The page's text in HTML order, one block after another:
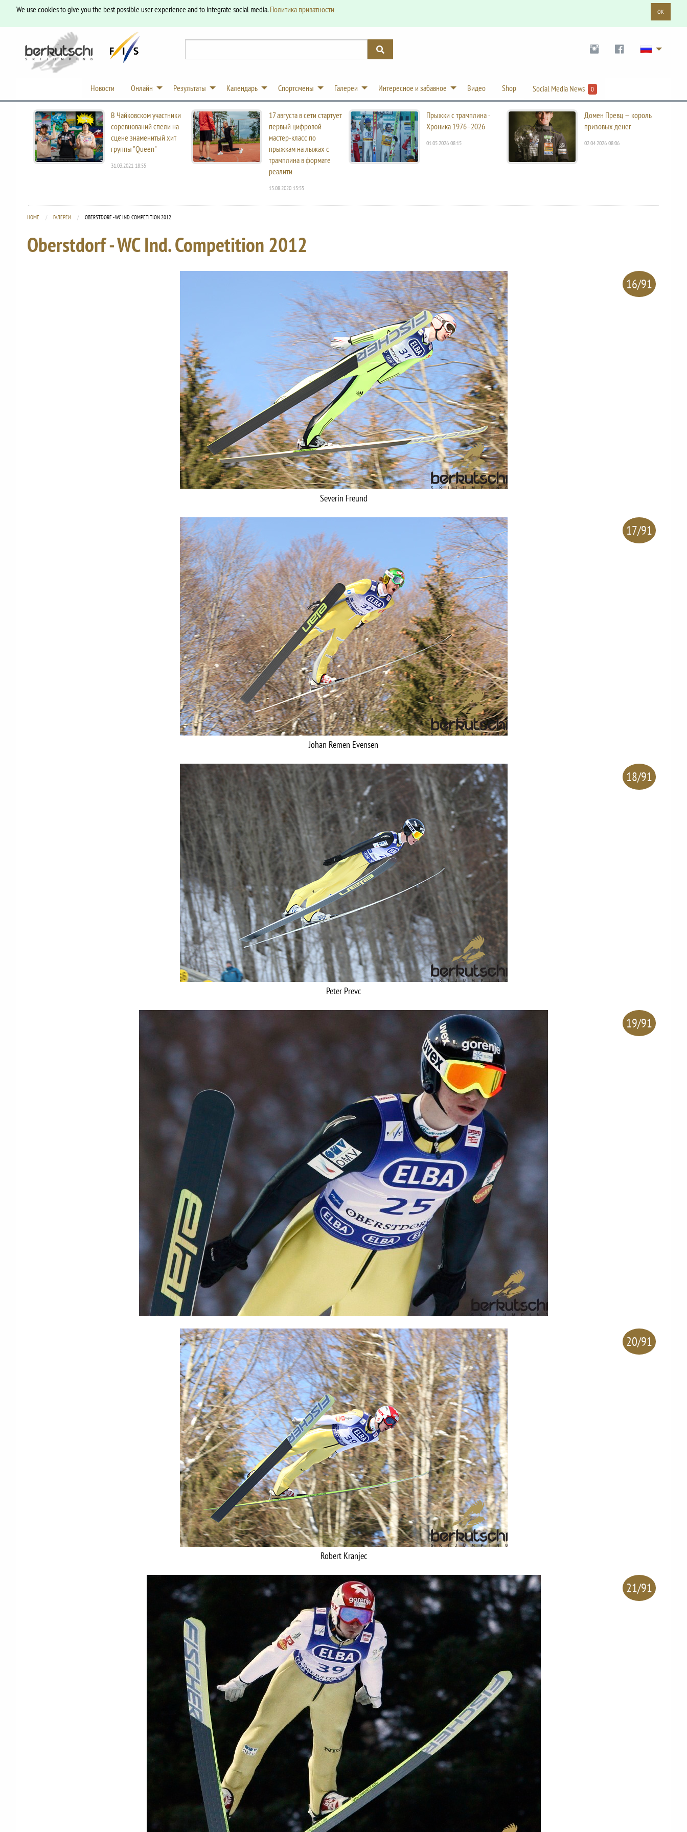
We use cookies to give you the best possible user experience and to integrate social media.Политика приватности OK
Новости Онлайн Результаты Календарь Спортсмены Галереи Интересное и забавное Видео Shop Social Media News 0
В Чайковском участники
соревнований спели на
сцене знаменитый хит
группы "Queen"
31.03.2021 18:55
17 августа в сети стартует
первый цифровой
мастер-класс по
прыжкам на лыжах с
трамплина в формате
реалити
15.08.2020 15:55
Прыжки с трамплина ·
Хроника 1976–2026
01.05.2026 08:15
Домен Превц — король
призовых денег
02.04.2026 08:06
HOME ГАЛЕРЕИ CURRENT:
OBERSTDORF - WC IND. COMPETITION 2012
Oberstdorf - WC Ind. Competition 2012
16/91
Severin Freund
17/91
Johan Remen Evensen
18/91
Peter Prevc
19/91
20/91
Robert Kranjec
21/91